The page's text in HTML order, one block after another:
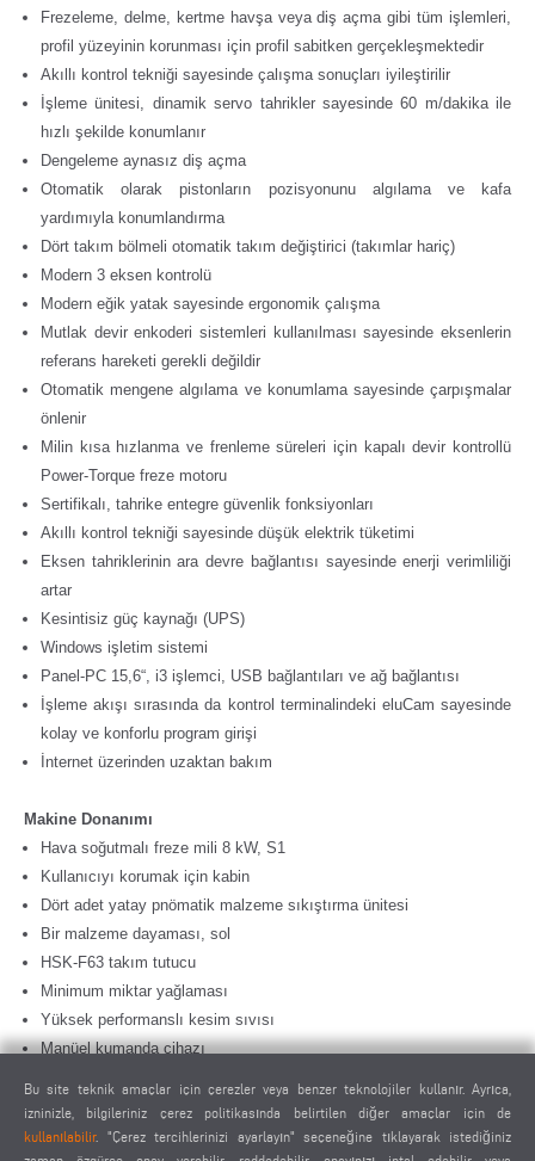
Frezeleme, delme, kertme havşa veya diş açma gibi tüm işlemleri,
profil yüzeyinin korunması için profil sabitken gerçekleşmektedir
Akıllı kontrol tekniği sayesinde çalışma sonuçları iyileştirilir
İşleme ünitesi, dinamik servo tahrikler sayesinde 60 m/dakika ile
hızlı şekilde konumlanır
Dengeleme aynasız diş açma
Otomatik olarak pistonların pozisyonunu algılama ve kafa
yardımıyla konumlandırma
Dört takım bölmeli otomatik takım değiştirici (takımlar hariç)
Modern 3 eksen kontrolü
Modern eğik yatak sayesinde ergonomik çalışma
Mutlak devir enkoderi sistemleri kullanılması sayesinde eksenlerin
referans hareketi gerekli değildir
Otomatik mengene algılama ve konumlama sayesinde çarpışmalar
önlenir
Milin kısa hızlanma ve frenleme süreleri için kapalı devir kontrollü
Power-Torque freze motoru
Sertifikalı, tahrike entegre güvenlik fonksiyonları
Akıllı kontrol tekniği sayesinde düşük elektrik tüketimi
Eksen tahriklerinin ara devre bağlantısı sayesinde enerji verimliliği
artar
Kesintisiz güç kaynağı (UPS)
Windows işletim sistemi
Panel-PC 15,6“, i3 işlemci, USB bağlantıları ve ağ bağlantısı
İşleme akışı sırasında da kontrol terminalindeki eluCam sayesinde
kolay ve konforlu program girişi
İnternet üzerinden uzaktan bakım
Makine Donanımı
Hava soğutmalı freze mili 8 kW, S1
Kullanıcıyı korumak için kabin
Dört adet yatay pnömatik malzeme sıkıştırma ünitesi
Bir malzeme dayaması, sol
HSK-F63 takım tutucu
Minimum miktar yağlaması
Yüksek performanslı kesim sıvısı
Manüel kumanda cihazı
Opsiyonlar
Bu site teknik amaçlar için çerezler veya benzer teknolojiler kullanır. Ayrıca,
izninizle, bilgileriniz çerez politikasında belirtilen diğer amaçlar için de
kullanılabilir. "Çerez tercihlerinizi ayarlayın" seçeneğine tıklayarak istediğiniz